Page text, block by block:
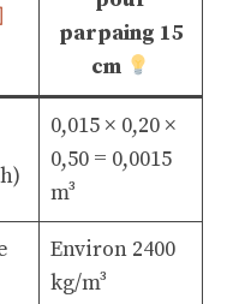
parpaing 15
cm
0,015 × 0,20 ×
0,50 = 0,0015
m³
Environ 2400
kg/m³